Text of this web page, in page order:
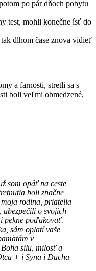
po pár dňoch pobytu
test, mohli konečne ísť do
dlhom čase znova vidieť
a farnosti, stretli sa s
boli veľmi obmedzené,
som opäť na ceste
boli značne
moja rodina, priatelia
ubezpečili o svojich
pekne poďakovať.
sám oplatí vaše
v
silu, milosť a
+ i Syna i Ducha